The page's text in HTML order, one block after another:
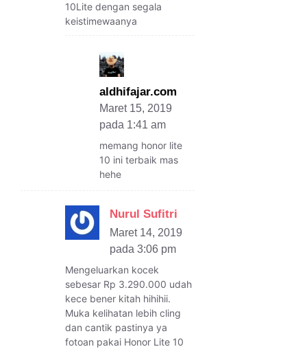
10Lite dengan segala
keistimewaanya
aldhifajar.com
Maret 15, 2019
pada 1:41 am
memang honor lite
10 ini terbaik mas
hehe
Nurul Sufitri
Maret 14, 2019
pada 3:06 pm
Mengeluarkan kocek
sebesar Rp 3.290.000 udah
kece bener kitah hihihii.
Muka kelihatan lebih cling
dan cantik pastinya ya
fotoan pakai Honor Lite 10